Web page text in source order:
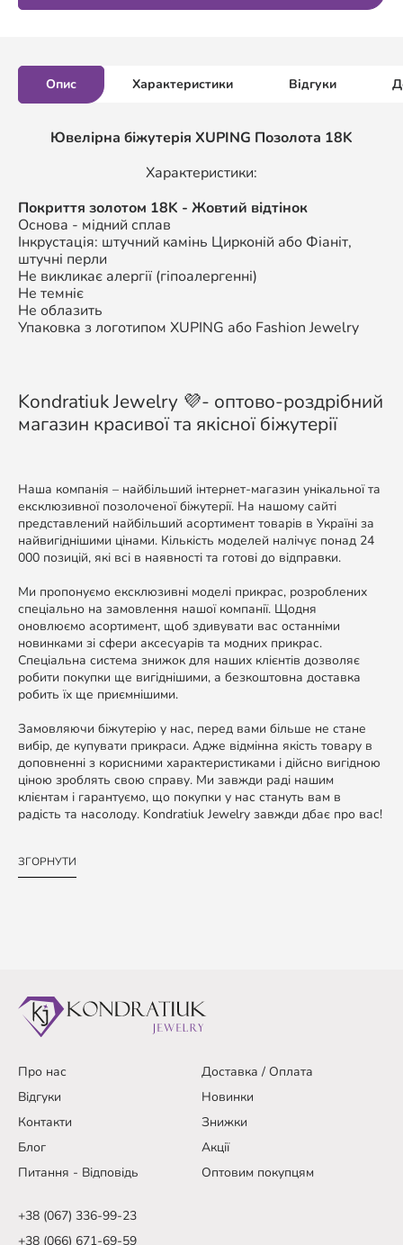
Опис Характеристики Відгуки
Ювелірна біжутерія XUPING Позолота 18K
Характеристики:
Покриття золотом 18K - Жовтий відтінок
Основа - мідний сплав
Інкрустація: штучний камінь Цирконій або Фіаніт,
штучні перли
Не викликає алергії (гіпоалергенні)
Не темніє
Не облазить
Упаковка з логотипом XUPING або Fashion Jewelry
Kondratiuk Jewelry 💜- оптово-роздрібний
магазин красивої та якісної біжутерії
Наша компанія – найбільший інтернет-магазин унікальної та
ексклюзивної позолоченої біжутерії. На нашому сайті
представлений найбільший асортимент товарів в Україні за
найвигіднішими цінами. Кількість моделей налічує понад 24
000 позицій, які всі в наявності та готові до відправки.
Ми пропонуємо ексклюзивні моделі прикрас, розроблених
спеціально на замовлення нашої компанії. Щодня
оновлюємо асортимент, щоб здивувати вас останніми
новинками зі сфери аксесуарів та модних прикрас.
Спеціальна система знижок для наших клієнтів дозволяє
робити покупки ще вигіднішими, а безкоштовна доставка
робить їх ще приємнішими.
Замовляючи біжутерію у нас, перед вами більше не стане
вибір, де купувати прикраси. Адже відмінна якість товару в
доповненні з корисними характеристиками і дійсно вигідною
ціною зроблять свою справу. Ми завжди раді нашим
клієнтам і гарантуємо, що покупки у нас стануть вам в
радість та насолоду. Kondratiuk Jewelry завжди дбає про вас!
ЗГОРНУТИ
Про нас
Доставка / Оплата
Відгуки
Новинки
Контакти
Знижки
Блог
Акції
Питання - Відповідь
Оптовим покупцям
+38 (067) 336-99-23
+38 (066) 671-69-59